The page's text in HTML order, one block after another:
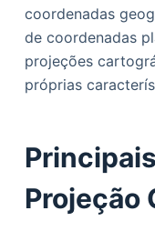
coordenadas
de coordenadas
projeções
próprias
Projeção